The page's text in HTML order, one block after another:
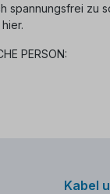
spannungsfrei zu
PERSON:
Kabel